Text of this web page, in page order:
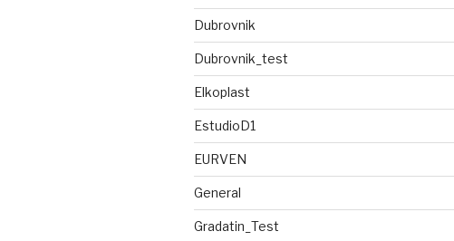
Dubrovnik
Dubrovnik_test
Elkoplast
EstudioD1
EURVEN
General
Gradatin_Test